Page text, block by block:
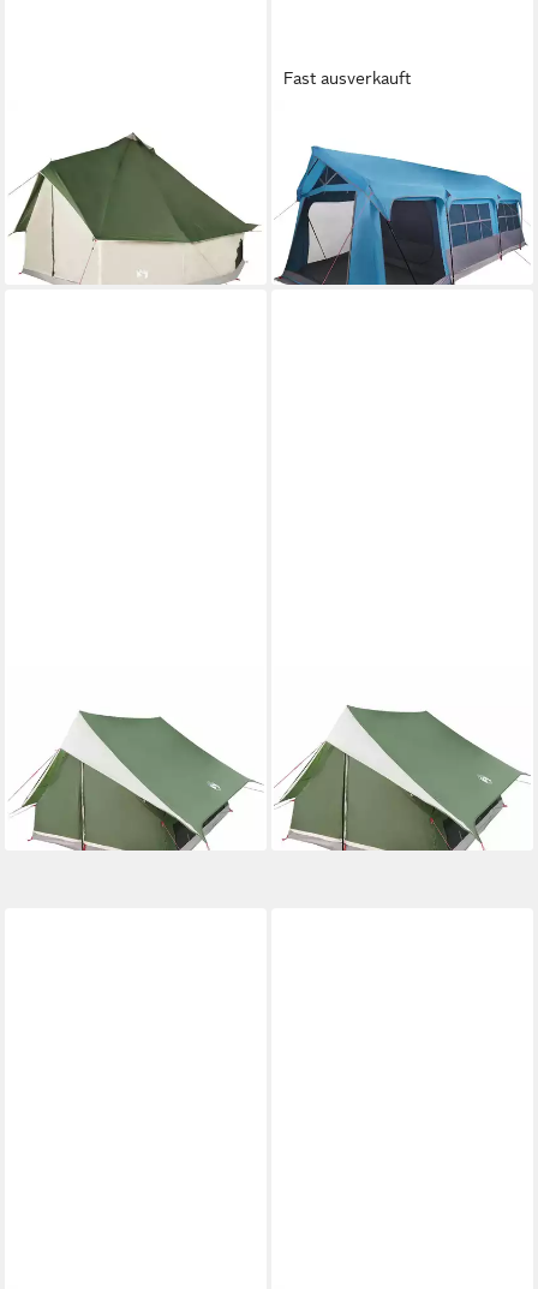
Kuppelzelt 12-Personen Tipi-
Familienzelt 8 Personen Grün
Wasserdicht Camping Zelt
329,20 €
lieferbar - in 4-5 Werktagen bei dir
Fast ausverkauft
Tunnelzelt Familienzelt Blau
und Grau 620 x 322 x 240
cm Polyester, (1 tlg)
462,45 €
lieferbar - in 4-5 Werktagen bei dir
Tunnelzelt Familienzelt mit
Dach Grün und Weiß 256 x
256 x 185 cm, (1 tlg)
ab 116,38 €
lieferbar - in 4-5 Werktagen bei dir
Tunnelzelt Familienzelt mit
Dach Grün und Weiß 315 x
286 x 200 cm, (1 tlg)
ab 126,68 €
lieferbar - in 4-5 Werktagen bei dir